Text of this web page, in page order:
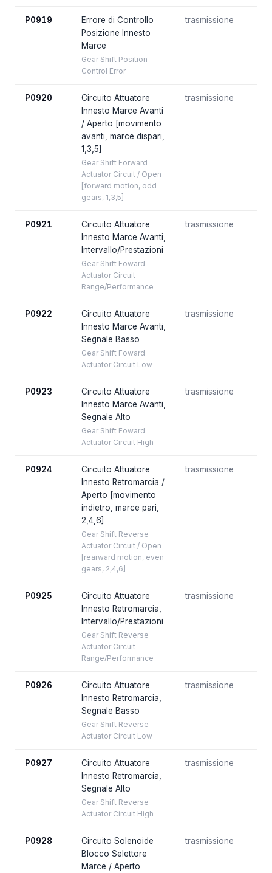
P0919
Errore di Controllo
Posizione Innesto
Marce
Gear Shift Position
Control Error
trasmissione
P0920
Circuito Attuatore
Innesto Marce Avanti
/ Aperto [movimento
avanti, marce dispari,
1,3,5]
Gear Shift Forward
Actuator Circuit / Open
[forward motion, odd
gears, 1,3,5]
trasmissione
P0921
Circuito Attuatore
Innesto Marce Avanti,
Intervallo/Prestazioni
Gear Shift Foward
Actuator Circuit
Range/Performance
trasmissione
P0922
Circuito Attuatore
Innesto Marce Avanti,
Segnale Basso
Gear Shift Foward
Actuator Circuit Low
trasmissione
P0923
Circuito Attuatore
Innesto Marce Avanti,
Segnale Alto
Gear Shift Foward
Actuator Circuit High
trasmissione
P0924
Circuito Attuatore
Innesto Retromarcia /
Aperto [movimento
indietro, marce pari,
2,4,6]
Gear Shift Reverse
Actuator Circuit / Open
[rearward motion, even
gears, 2,4,6]
trasmissione
P0925
Circuito Attuatore
Innesto Retromarcia,
Intervallo/Prestazioni
Gear Shift Reverse
Actuator Circuit
Range/Performance
trasmissione
P0926
Circuito Attuatore
Innesto Retromarcia,
Segnale Basso
Gear Shift Reverse
Actuator Circuit Low
trasmissione
P0927
Circuito Attuatore
Innesto Retromarcia,
Segnale Alto
Gear Shift Reverse
Actuator Circuit High
trasmissione
P0928
Circuito Solenoide
Blocco Selettore
Marce / Aperto
trasmissione